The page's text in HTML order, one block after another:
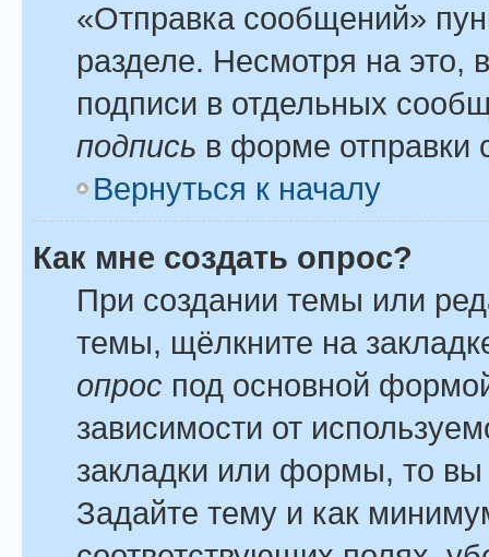
«Отправка сообщений»
разделе. Несмотря на это,
подписи в отдельных
подпись в форме отправки
Вернуться к началу
Как мне создать опрос?
При создании темы или
темы, щёлкните на
опрос под основной
зависимости от
закладки или формы, то вы
Задайте тему и как